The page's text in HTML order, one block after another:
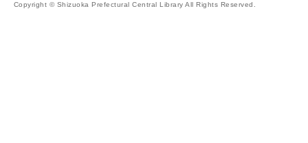
Copyright © Shizuoka Prefectural Central Library All Rights Reserved.